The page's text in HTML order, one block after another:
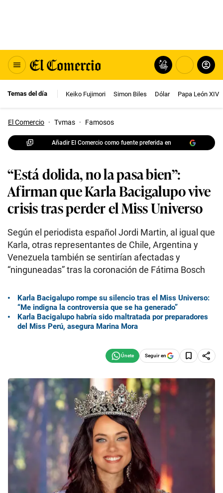
Temas del día Keiko Fujimori Simon Biles Dólar Papa León XIV
El Comercio · Tvmas · Famosos
Añadir El Comercio como fuente preferida en
“Está dolida, no la pasa bien”:
Afirman que Karla Bacigalupo vive
crisis tras perder el Miss Universo
Según el periodista español Jordi Martin, al igual que
Karla, otras representantes de Chile, Argentina y
Venezuela también se sentirían afectadas y
“ninguneadas” tras la coronación de Fátima Bosch
Karla Bacigalupo rompe su silencio tras el Miss Universo:
“Me indigna la controversia que se ha generado”
Karla Bacigalupo habría sido maltratada por preparadores
del Miss Perú, asegura Marina Mora
Seguir en